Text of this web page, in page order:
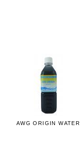
AWG ORIGIN WATER